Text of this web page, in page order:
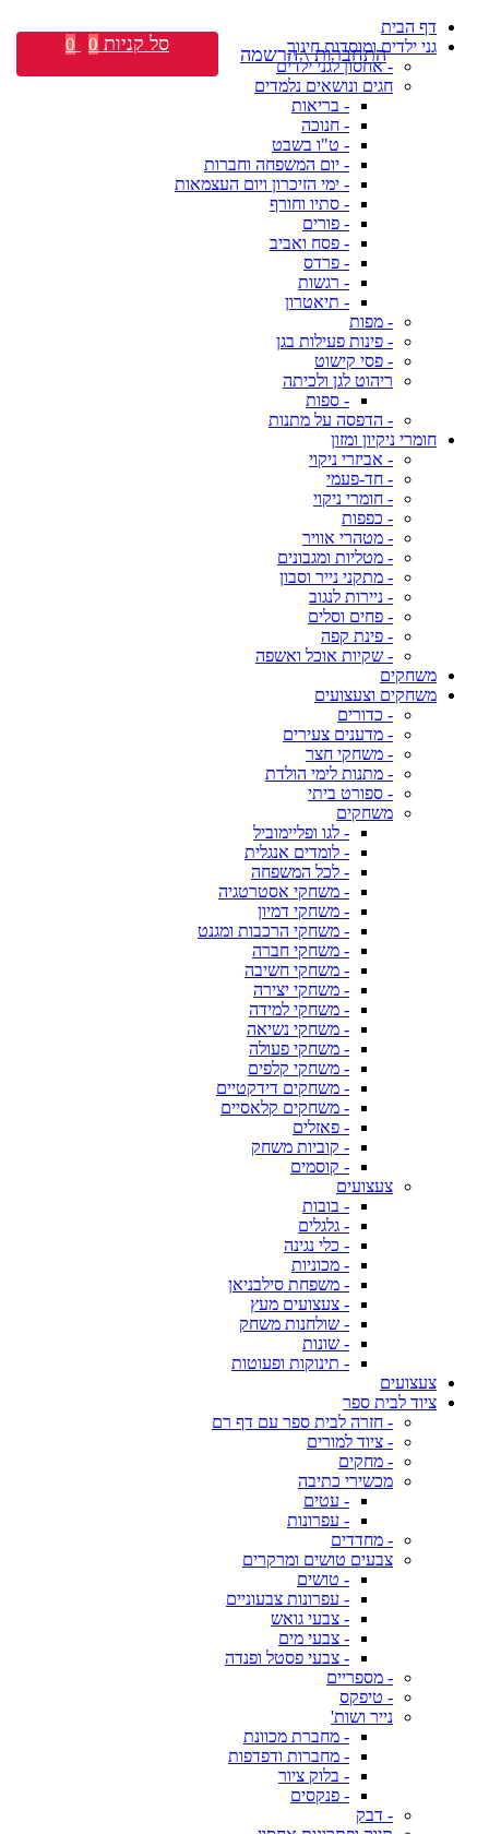
דף הבית
גני ילדים ומוסדות חינוך
- אחסון לגני ילדים
חגים ונושאים נלמדים
- בריאות
- חנוכה
- ט"ו בשבט
- יום המשפחה וחברות
- ימי הזיכרון ויום העצמאות
- סתיו וחורף
- פורים
- פסח ואביב
- פרדס
- רגשות
- תיאטרון
- מפות
- פינות פעילות בגן
- פסי קישוט
ריהוט לגן ולכיתה
- ספות
- הדפסה על מתנות
חומרי ניקיון ומזון
- אביזרי ניקוי
- חד-פעמי
- חומרי ניקוי
- כפפות
- מטהרי אוויר
- מטליות ומגבונים
- מתקני נייר וסבון
- ניירות לנגוב
- פחים וסלים
- פינת קפה
- שקיות אוכל ואשפה
משחקים
משחקים וצעצועים
- כדורים
- מדענים צעירים
- משחקי חצר
- מתנות לימי הולדת
- ספורט ביתי
משחקים
- לגו ופליימוביל
- לומדים אנגלית
- לכל המשפחה
- משחקי אסטרטגיה
- משחקי דמיון
- משחקי הרכבות ומגנט
- משחקי חברה
- משחקי חשיבה
- משחקי יצירה
- משחקי למידה
- משחקי נשיאה
- משחקי פעולה
- משחקי קלפים
- משחקים דידקטיים
- משחקים קלאסיים
- פאזלים
- קוביות משחק
- קוסמים
צעצועים
- בובות
- גלגלים
- כלי נגינה
- מכוניות
- משפחת סילבניאן
- צעצועים מעץ
- שולחנות משחק
- שונות
- תינוקות ופעוטות
צעצועים
ציוד לבית ספר
- חזרה לבית ספר עם דף רם
- ציוד למורים
- מחקים
מכשירי כתיבה
- עטים
- עפרונות
- מחדדים
צבעים טושים ומרקרים
- טושים
- עפרונות צבעוניים
- צבעי גואש
- צבעי מים
- צבעי פסטל ופנדה
- מספריים
- טיפקס
נייר ושות'
- מחברת מכוונת
- מחברות ודפדפות
- בלוק ציור
- פנקסים
- דבק
התחברות \ הרשמה סל קניות 0
0